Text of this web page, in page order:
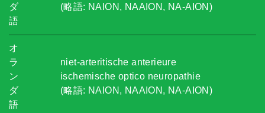
ダ
語
(略語: NAION, NAAION, NA-AION)
オ
ラ
ン
ダ
語
niet-arteritische anterieure
ischemische optico neuropathie
(略語: NAION, NAAION, NA-AION)